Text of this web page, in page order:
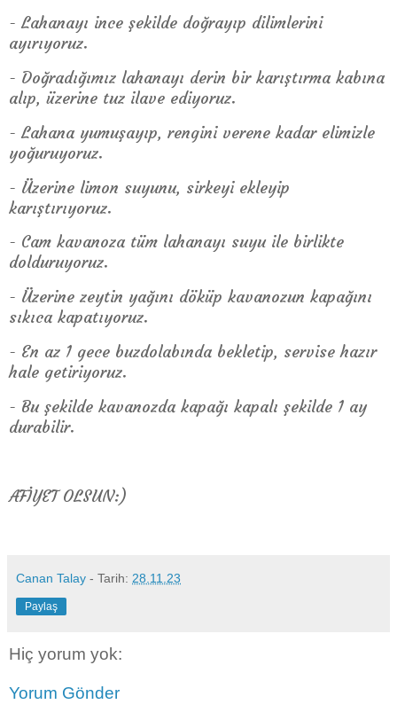
- Lahanayı ince şekilde doğrayıp dilimlerini
ayırıyoruz.
- Doğradığımız lahanayı derin bir karıştırma kabına
alıp, üzerine tuz ilave ediyoruz.
- Lahana yumuşayıp, rengini verene kadar elimizle
yoğuruyoruz.
- Üzerine limon suyunu, sirkeyi ekleyip
karıştırıyoruz.
- Cam kavanoza tüm lahanayı suyu ile birlikte
dolduruyoruz.
- Üzerine zeytin yağını döküp kavanozun kapağını
sıkıca kapatıyoruz.
- En az 1 gece buzdolabında bekletip, servise hazır
hale getiriyoruz.
- Bu şekilde kavanozda kapağı kapalı şekilde 1 ay
durabilir.
AFİYET OLSUN:)
Canan Talay - Tarih: 28.11.23
Paylaş
Hiç yorum yok:
Yorum Gönder